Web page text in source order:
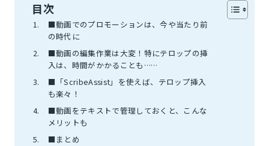
目次
■動画でのプロモーションは、今や当たり前
の時代に
■動画の編集作業は大変！特にテロップの挿
入は、時間がかかることも……
■「ScribeAssist」を使えば、テロップ挿入
も楽々！
■動画をテキストで管理しておくと、こんな
メリットも
■まとめ